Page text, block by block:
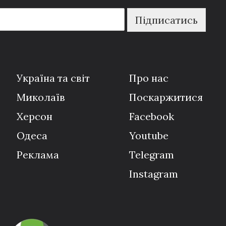
Підписатись
Україна та світ
Миколаїв
Херсон
Одеса
Реклама
Про нас
Поскаржитися
Facebook
Youtube
Telegram
Instagram